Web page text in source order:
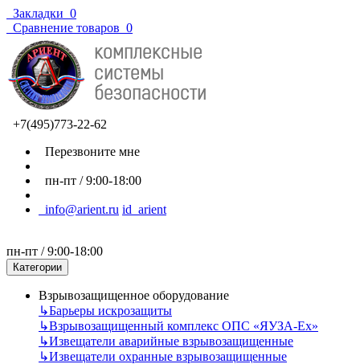
Закладки 0
Сравнение товаров 0
+7(495)773-22-62
Перезвоните мне
пн-пт / 9:00-18:00
info@arient.ru id_arient
пн-пт / 9:00-18:00
Категории
Взрывозащищенное оборудование
↳Барьеры искрозащиты
↳Взрывозащищенный комплекс ОПС «ЯУЗА-Ех»
↳Извещатели аварийные взрывозащищенные
↳Извещатели охранные взрывозащищенные